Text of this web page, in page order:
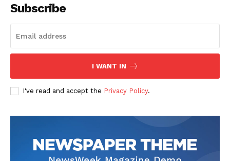
Subscribe
I WANT IN
I've read and accept the Privacy Policy.